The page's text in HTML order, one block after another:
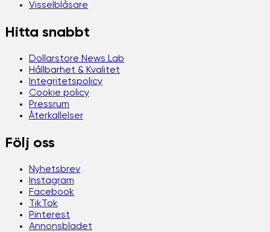
Visselblåsare
Hitta snabbt
Dollarstore News Lab
Hållbarhet & Kvalitet
Integritetspolicy
Cookie policy
Pressrum
Återkallelser
Följ oss
Nyhetsbrev
Instagram
Facebook
TikTok
Pinterest
Annonsbladet